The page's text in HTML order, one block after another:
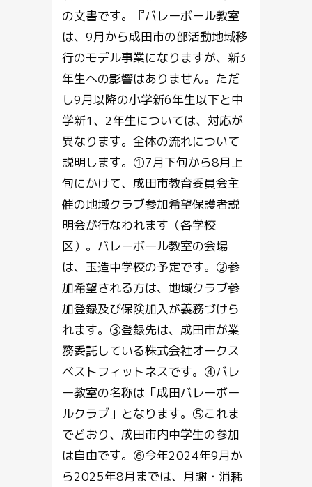
の文書です。『バレーボール教室
は、9月から成田市の部活動地域移
行のモデル事業になりますが、新3
年生への影響はありません。ただ
し9月以降の小学新6年生以下と中
学新1、2年生については、対応が
異なります。全体の流れについて
説明します。①7月下旬から8月上
旬にかけて、成田市教育委員会主
催の地域クラブ参加希望保護者説
明会が行なわれます（各学校
区）。バレーボール教室の会場
は、玉造中学校の予定です。②参
加希望される方は、地域クラブ参
加登録及び保険加入が義務づけら
れます。③登録先は、成田市が業
務委託している株式会社オークス
ベストフィットネスです。④バレ
ー教室の名称は「成田バレーボー
ルクラブ」となります。⑤これま
でどおり、成田市内中学生の参加
は自由です。⑥今年2024年9月か
ら2025年8月までは、月謝・消耗